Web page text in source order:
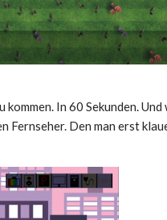
kommen. In 60 Sekunden.
Den man erst